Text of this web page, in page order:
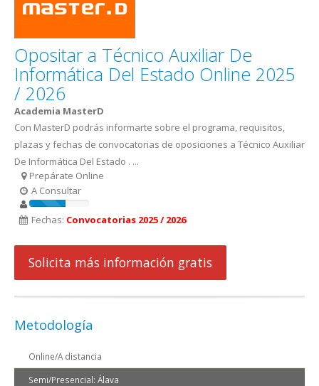
Opositar a Técnico Auxiliar De
Informática Del Estado Online 2025
/ 2026
Academia MasterD
Con MasterD podrás informarte sobre el programa, requisitos,
plazas y fechas de convocatorias de oposiciones a Técnico Auxiliar
De Informática Del Estado . ...
Prepárate Online
A Consultar
Fechas: Convocatorias 2025 / 2026
Solicita más información gratis
Metodología
Online/A distancia
Semi/Presencial: Álava